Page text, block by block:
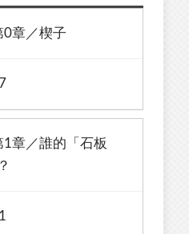
／楔子
／誰的「石板